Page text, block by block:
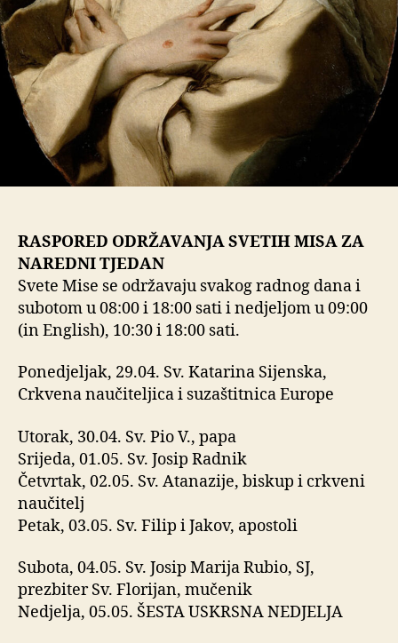
RASPORED ODRŽAVANJA SVETIH MISA ZA
NAREDNI TJEDAN
Svete Mise se održavaju svakog radnog dana i
subotom u 08:00 i 18:00 sati i nedjeljom u 09:00
(in English), 10:30 i 18:00 sati.
Ponedjeljak, 29.04. Sv. Katarina Sijenska,
Crkvena naučiteljica i suzaštitnica Europe
Utorak, 30.04. Sv. Pio V., papa
Srijeda, 01.05. Sv. Josip Radnik
Četvrtak, 02.05. Sv. Atanazije, biskup i crkveni
naučitelj
Petak, 03.05. Sv. Filip i Jakov, apostoli
Subota, 04.05. Sv. Josip Marija Rubio, SJ,
prezbiter Sv. Florijan, mučenik
Nedjelja, 05.05. ŠESTA USKRSNA NEDJELJA